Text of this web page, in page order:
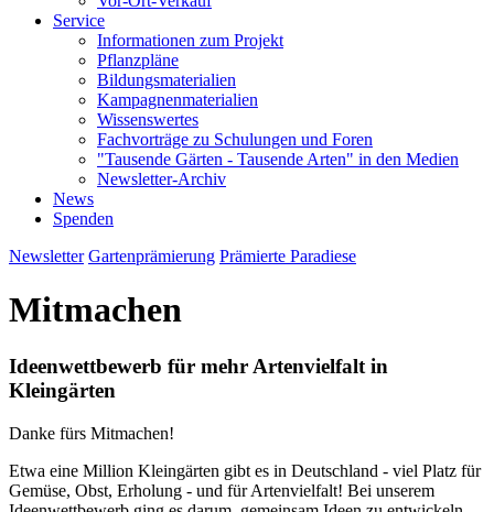
Service
Informationen zum Projekt
Pflanzpläne
Bildungsmaterialien
Kampagnenmaterialien
Wissenswertes
Fachvorträge zu Schulungen und Foren
"Tausende Gärten - Tausende Arten" in den Medien
Newsletter-Archiv
News
Spenden
Newsletter Gartenprämierung Prämierte Paradiese
Mitmachen
Ideenwettbewerb für mehr Artenvielfalt in
Kleingärten
Danke fürs Mitmachen!
Etwa eine Million Kleingärten gibt es in Deutschland - viel Platz für
Gemüse, Obst, Erholung - und für Artenvielfalt! Bei unserem